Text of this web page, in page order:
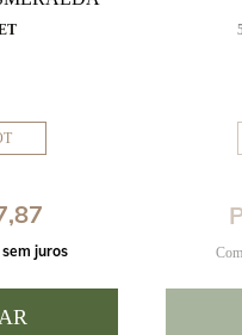
sem juros